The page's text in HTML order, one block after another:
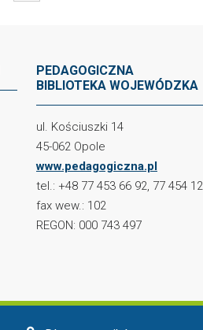
PEDAGOGICZNA
BIBLIOTEKA WOJEWÓDZKA
ul. Kościuszki 14
45-062 Opole
www.pedagogiczna.pl
tel.: +48 77 453 66 92, 77 454
fax wew.: 102
REGON: 000 743 497